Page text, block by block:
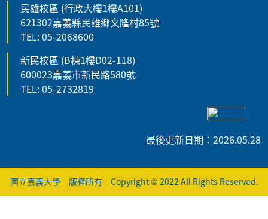
民雄校區 (行政大樓1樓A101)
621302嘉義縣民雄鄉文隆村85號
TEL: 05-2068600
新民校區 (B棟1樓D02-118)
600023嘉義市新民路580號
TEL: 05-2732819
最後更新日期：2026.05.28
國立嘉義大學 版權所有 Copyright © 2022 All Rights Reserved.